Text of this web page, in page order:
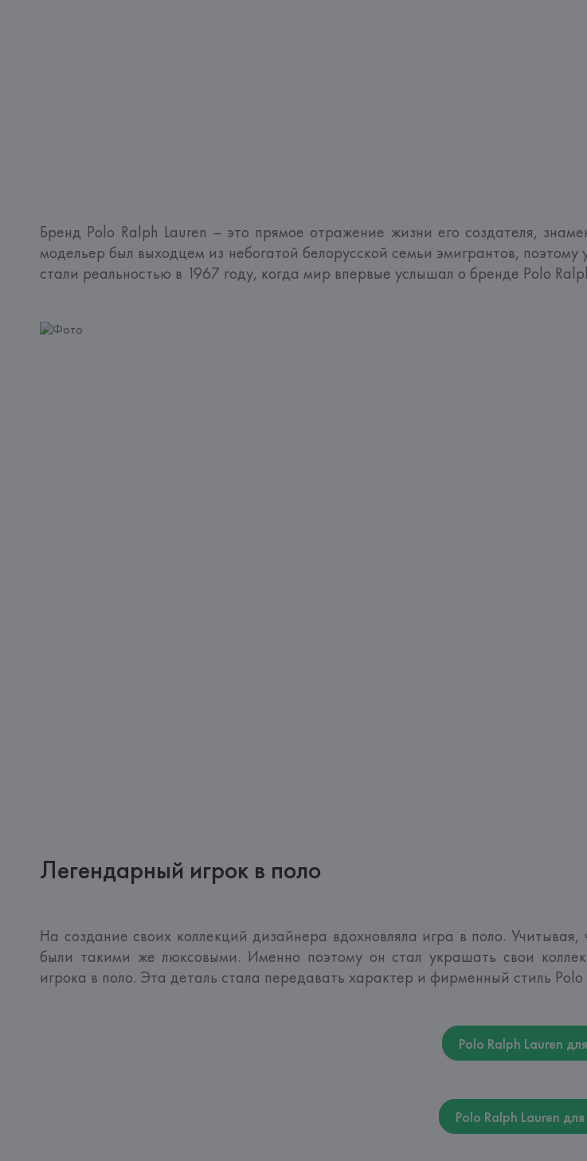
Бренд Polo Ralph Lauren – это прямое отражение жизни его создателя,
модельер был выходцем из небогатой белорусской семьи эмигрантов,
стали реальностью в 1967 году, когда мир впервые услышал о бренде Polo
Легендарный игрок в поло
На создание своих коллекций дизайнера вдохновляла игра в поло.
были такими же люксовыми. Именно поэтому он стал украшать свои
игрока в поло. Эта деталь стала передавать характер и фирменный стиль Polo
Polo Ralph Lauren
Polo Ralph Lauren для